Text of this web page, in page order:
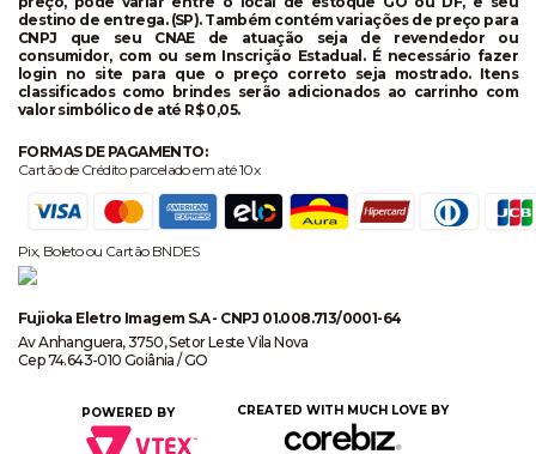
destino de entrega. (SP). Também contém variações de preço para
CNPJ que seu CNAE de atuação seja de revendedor ou
consumidor, com ou sem Inscrição Estadual. É necessário fazer
login no site para que o preço correto seja mostrado. Itens
classificados como brindes serão adicionados ao carrinho com
valor simbólico de até R$ 0,05.
FORMAS DE PAGAMENTO:
Cartão de Crédito parcelado em até 10x
Pix, Boleto ou Cartão BNDES
Fujioka Eletro Imagem S.A - CNPJ 01.008.713/0001-64
Av Anhanguera, 3750, Setor Leste Vila Nova
Cep 74.643-010 Goiânia / GO
POWERED BY CREATED WITH MUCH LOVE BY